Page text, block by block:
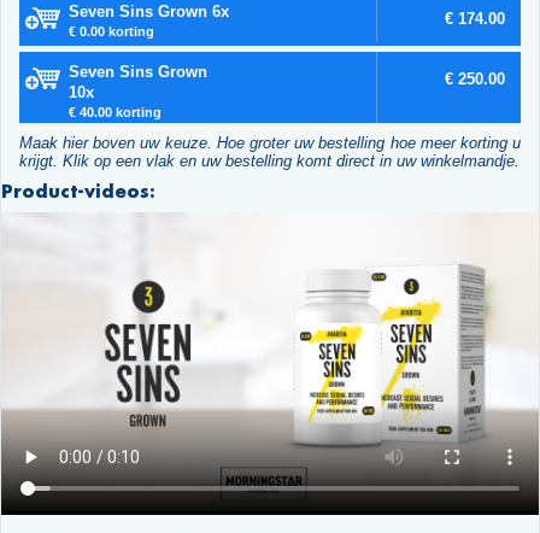
Seven Sins Grown 6x
€ 0.00 korting
€ 174.00
Seven Sins Grown
10x
€ 40.00 korting
€ 250.00
Maak hier boven uw keuze. Hoe groter uw bestelling hoe meer korting u
krijgt. Klik op een vlak en uw bestelling komt direct in uw winkelmandje.
Product-videos: